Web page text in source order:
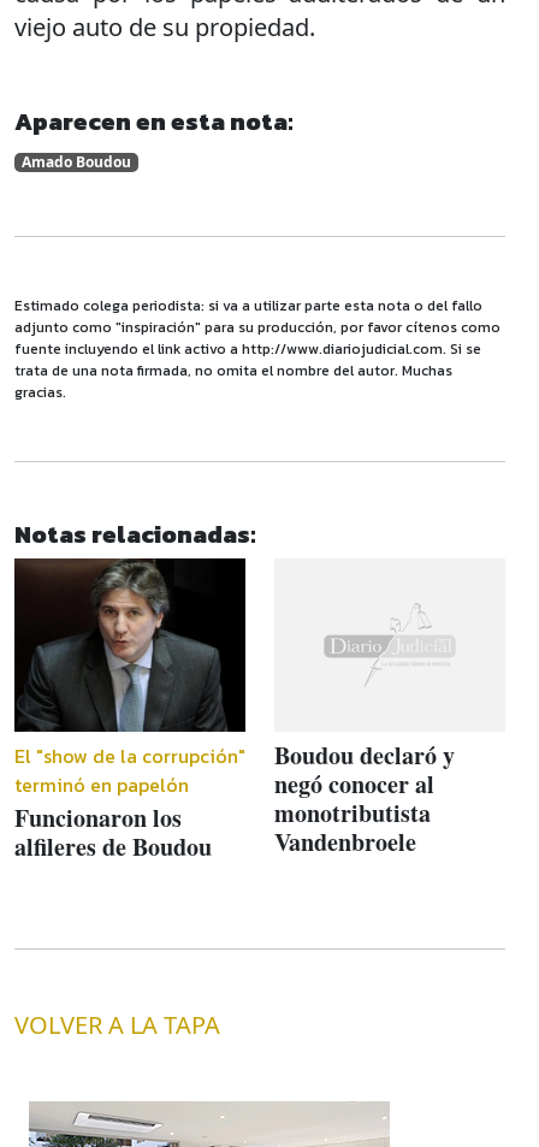
viejo auto de su propiedad.
Aparecen en esta nota:
Amado Boudou
Estimado colega periodista: si va a utilizar parte esta nota o del fallo
adjunto como "inspiración" para su producción, por favor cítenos como
fuente incluyendo el link activo a http://www.diariojudicial.com. Si se
trata de una nota firmada, no omita el nombre del autor. Muchas
gracias.
Notas relacionadas:
El "show de la corrupción"
terminó en papelón
Funcionaron los
alfileres de Boudou
Boudou declaró y
negó conocer al
monotributista
Vandenbroele
VOLVER A LA TAPA